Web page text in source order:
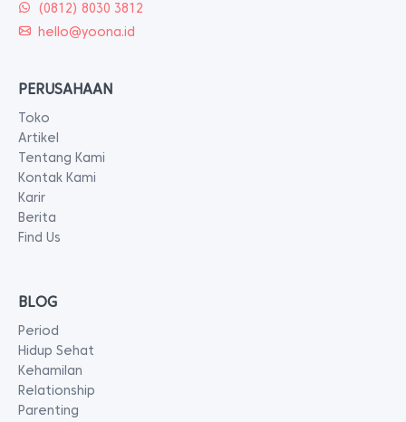
(0812) 8030 3812
hello@yoona.id
PERUSAHAAN
Toko
Artikel
Tentang Kami
Kontak Kami
Karir
Berita
Find Us
BLOG
Period
Hidup Sehat
Kehamilan
Relationship
Parenting